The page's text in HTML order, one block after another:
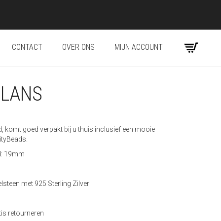
CONTACT OVER ONS MIJN ACCOUNT
komt goed verpakt bij u thuis inclusief een mooie
19mm
met 925 Sterling Zilver
retourneren